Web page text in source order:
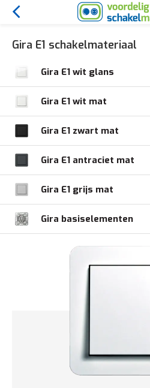
Gira E1 schakelmateriaal
Gira E1 wit glans
Gira E1 wit mat
Gira E1 zwart mat
Gira E1 antraciet mat
Gira E1 grijs mat
Gira basiselementen